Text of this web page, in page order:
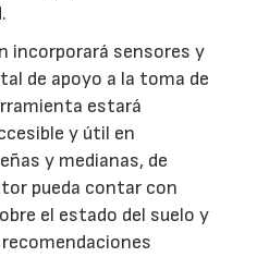
incorporará sensores y
de apoyo a la toma de
estará
y útil en
y medianas, de
pueda contar con
el estado del suelo y